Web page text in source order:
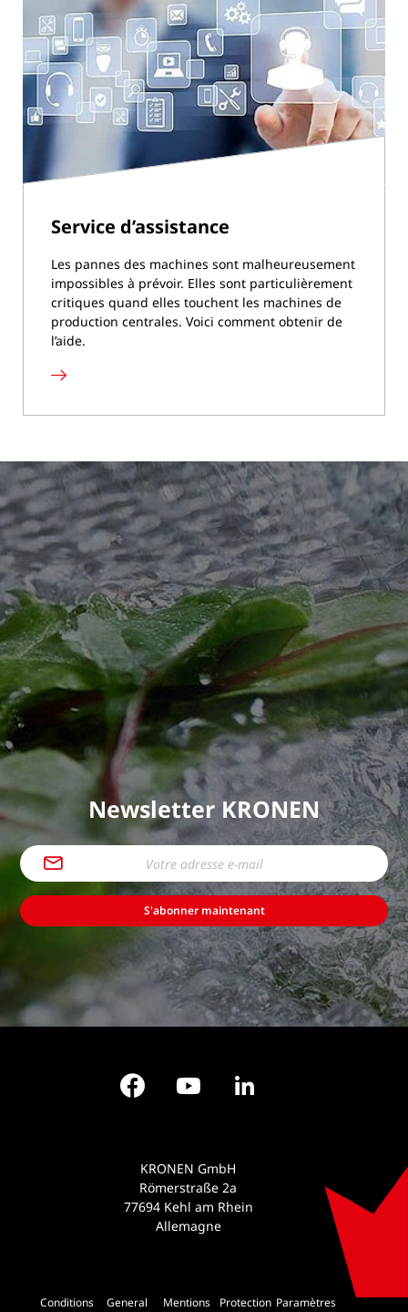
Service d’assistance
Les pannes des machines sont malheureusement
impossibles à prévoir. Elles sont particulièrement
critiques quand elles touchent les machines de
production centrales. Voici comment obtenir de
l’aide.
Service
Newsletter KRONEN
S'abonner maintenant
FacebookYouTube
Conditions
General
Mentions
Protection Paramètres
KRONEN GmbH
Römerstraße 2a
77694 Kehl am Rhein
Allemagne